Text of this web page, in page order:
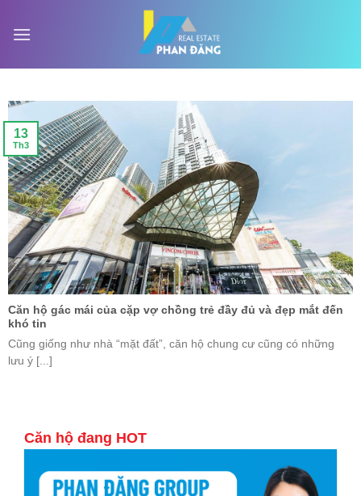
Căn hộ gác mái của cặp vợ chồng trẻ đầy đủ và đẹp mắt đến
khó tin
Cũng giống như nhà “mặt đất”, căn hộ chung cư cũng có những
lưu ý [...]
13
Th3
Căn hộ đang HOT